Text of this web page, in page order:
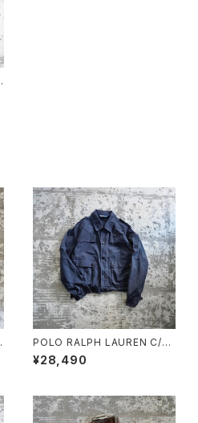
POLO RALPH LAUREN C/N
SHORT JACKET
¥28,490